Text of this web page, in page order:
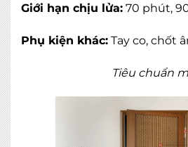
Giới hạn chịu lửa: 70 phút,
Phụ kiện khác: Tay co, chốt
Tiêu chuẩn